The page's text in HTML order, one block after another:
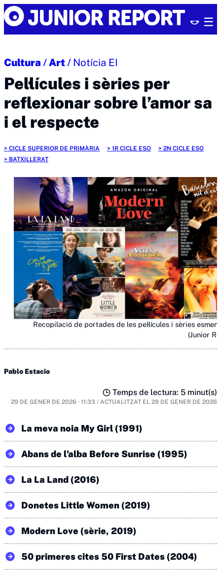
Skip
to
content
Junior
Report
Cultura /Art/ Notícia EI
Pel·lícules i sèries per
reflexionar sobre l’amor sa
i el respecte
CICLE SUPERIOR DE PRIMÀRIA 1R CICLE ESO
2N CICLE ESO
BATXILLERAT
Recopilació de portades de les pel·lícules i sèries
(Junior
Pablo Estacio
Temps de lectura: 5 minut(s)
29 DE GENER DE 2026 · 11:33 / ACTUALITZAT EL 29 DE GENER DE 2026
La meva noia My Girl (1991)
Abans de l’alba Before Sunrise (1995)
La La Land (2016)
Donetes Little Women (2019)
Modern Love (sèrie, 2019)
50 primeres cites 50 First Dates (2004)